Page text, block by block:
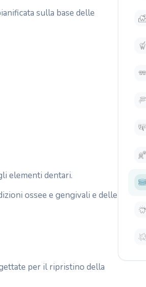
sulla base delle
elementi dentari.
ossee e gengivali e delle
per il ripristino della